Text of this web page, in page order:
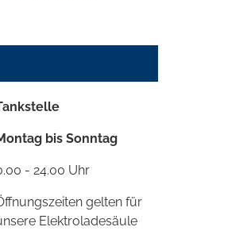
bis Sonntag
- 24.00 Uhr
gelten für
Elektroladesäule